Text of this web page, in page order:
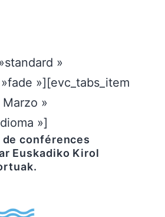
»
»][evc_tabs_item
»
»]
de conférences
Euskadiko Kirol